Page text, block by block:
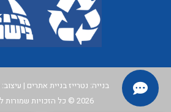
בנייה: נטרייז בניית אתרים | עיצוב:
2026 © כל הזכויות שמורות לטרלידור